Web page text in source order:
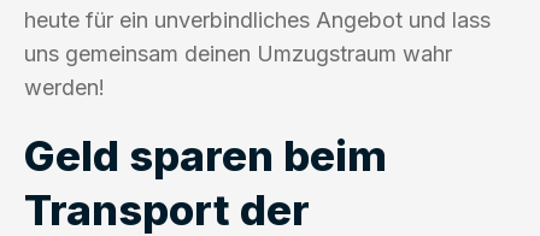
heute für ein unverbindliches Angebot und lass
uns gemeinsam deinen Umzugstraum wahr
werden!
Geld sparen beim
Transport der